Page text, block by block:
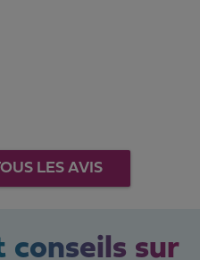
LES AVIS
sur